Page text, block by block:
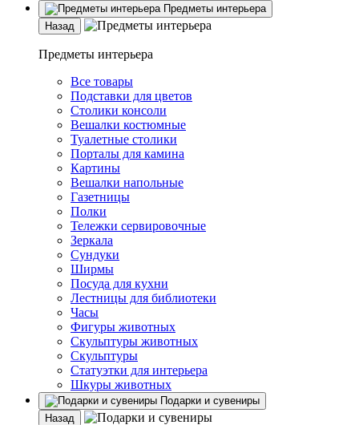
Предметы интерьера
Назад
Предметы интерьера
Все товары
Подставки для цветов
Столики консоли
Вешалки костюмные
Туалетные столики
Порталы для камина
Картины
Вешалки напольные
Газетницы
Полки
Тележки сервировочные
Зеркала
Сундуки
Ширмы
Посуда для кухни
Лестницы для библиотеки
Часы
Фигуры животных
Скульптуры животных
Скульптуры
Статуэтки для интерьера
Шкуры животных
Подарки и сувениры
Назад